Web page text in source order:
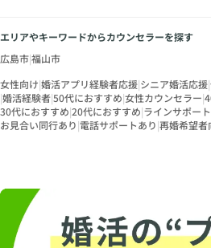
エリアやキーワードからカウンセラーを探す
広島市|福山市
女性向け|婚活アプリ経験者応援|シニア婚活応援|
|婚活経験者|50代におすすめ|女性カウンセラー|
30代におすすめ|20代におすすめ|ラインサポー
お見合い同行あり|電話サポートあり|再婚希望者